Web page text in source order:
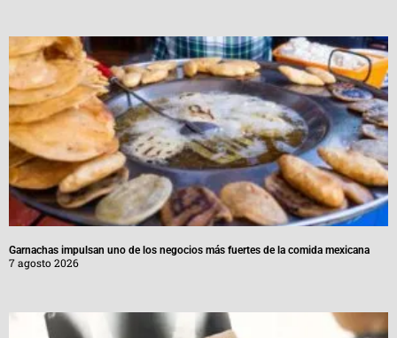
Garnachas impulsan uno de los negocios más fuertes de la comida mexicana
7 agosto 2026